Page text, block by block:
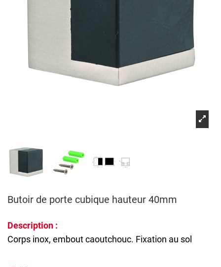
Butoir de porte cubique hauteur 40mm
Description :
Corps inox, embout caoutchouc. Fixation au sol